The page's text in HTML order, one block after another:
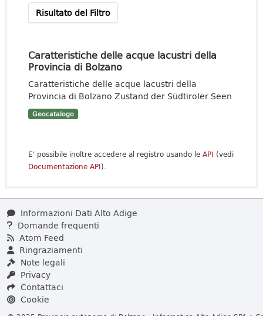
Risultato del Filtro
Caratteristiche delle acque lacustri della
Provincia di Bolzano
Caratteristiche delle acque lacustri della
Provincia di Bolzano Zustand der Südtiroler Seen
Geocatalogo
E' possibile inoltre accedere al registro usando le API (vedi
Documentazione API).
Informazioni Dati Alto Adige
Domande frequenti
Atom Feed
Ringraziamenti
Note legali
Privacy
Contattaci
Cookie